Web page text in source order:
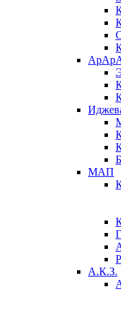
МАП
А.К.З.